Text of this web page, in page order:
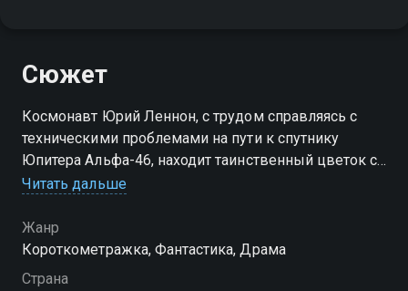
Сюжет
Космонавт Юрий Леннон, с трудом справляясь с
техническими проблемами на пути к спутнику
Юпитера Альфа-46, находит таинственный цветок с
миниатюрной Землёй внутри. После того как он
под вопросом
Читать дальше
Жанр
Короткометражка, Фантастика, Драма
Страна